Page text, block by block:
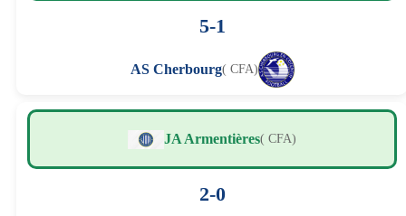
5-1
AS Cherbourg( CFA)
JA Armentières( CFA)
2-0